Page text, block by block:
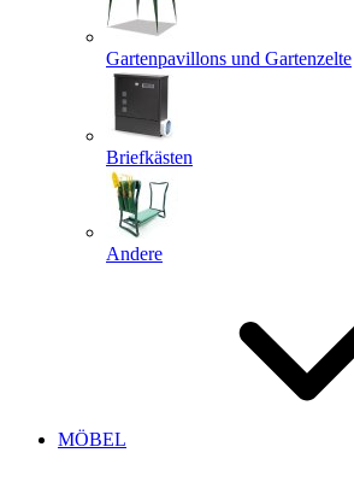
Gartenpavillons und Gartenzelte
Briefkästen
Andere
MÖBEL